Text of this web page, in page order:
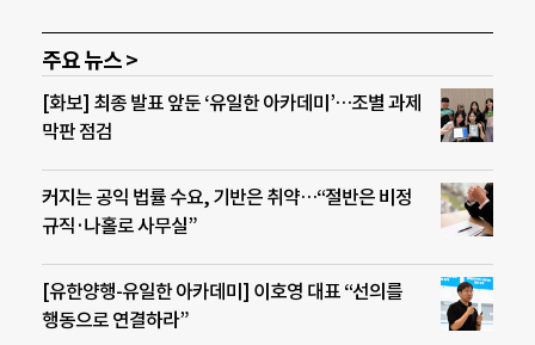
주요 뉴스 >
[화보] 최종 발표 앞둔 ‘유일한 아카데미’…조별 과제
막판 점검
커지는 공익 법률 수요, 기반은 취약…“절반은 비정
규직·나홀로 사무실”
[유한양행-유일한 아카데미] 이호영 대표 “선의를
행동으로 연결하라”